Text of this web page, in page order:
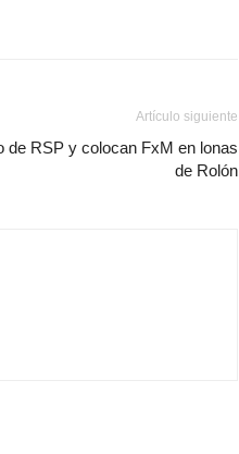
Artículo siguiente
de RSP y colocan FxM en lonas
de Rolón